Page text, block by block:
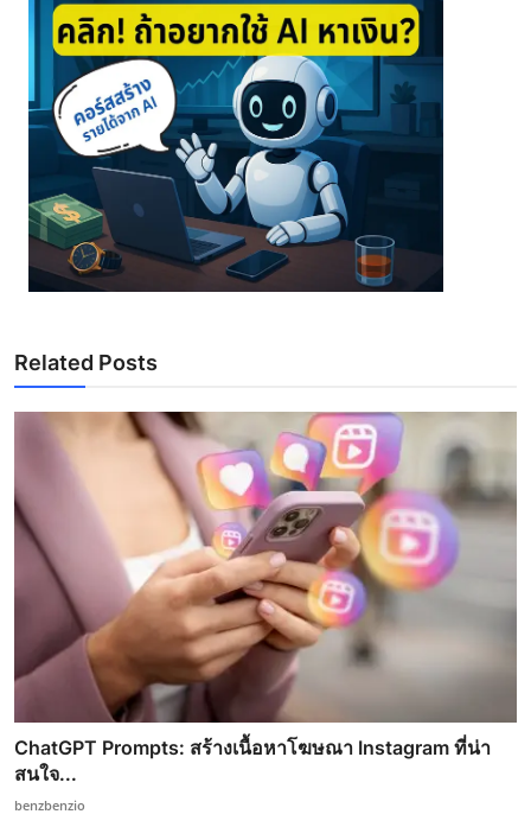
Related Posts
ChatGPT Prompts: สร้างเนื้อหาโฆษณา Instagram ที่น่า
สนใจ...
benzbenzio